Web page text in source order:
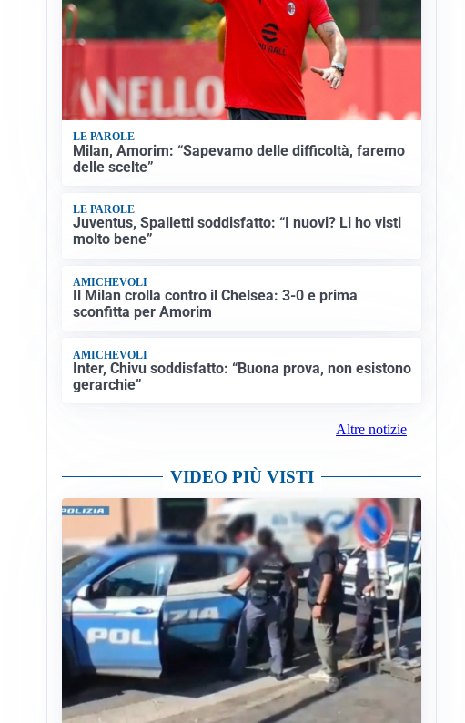
LE PAROLE
Milan, Amorim: “Sapevamo delle difficoltà, faremo
delle scelte”
LE PAROLE
Juventus, Spalletti soddisfatto: “I nuovi? Li ho visti
molto bene”
AMICHEVOLI
Il Milan crolla contro il Chelsea: 3-0 e prima
sconfitta per Amorim
AMICHEVOLI
Inter, Chivu soddisfatto: “Buona prova, non esistono
gerarchie”
Altre notizie
VIDEO PIÙ VISTI